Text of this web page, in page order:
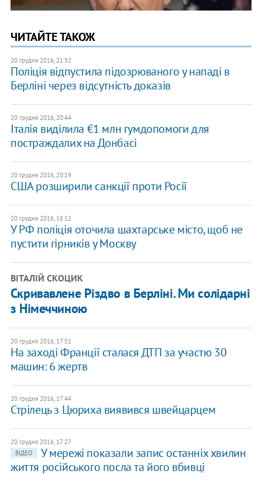
ЧИТАЙТЕ ТАКОЖ
20 грудня 2016, 21:32
Поліція відпустила підозрюваного у нападі в
Берліні через відсутність доказів
20 грудня 2016, 20:44
Італія виділила €1 млн гумдопомоги для
постраждалих на Донбасі
20 грудня 2016, 20:19
США розширили санкції проти Росії
20 грудня 2016, 18:12
У РФ поліція оточила шахтарське місто, щоб не
пустити гірників у Москву
ВІТАЛІЙ СКОЦИК
Скривавлене Різдво в Берліні. Ми солідарні
з Німеччиною
20 грудня 2016, 17:51
На заході Франції сталася ДТП за участю 30
машин: 6 жертв
20 грудня 2016, 17:44
Стрілець з Цюриха виявився швейцарцем
20 грудня 2016, 17:27
ВІДЕО
У мережі показали запис останніх хвилин
життя російського посла та його вбивці